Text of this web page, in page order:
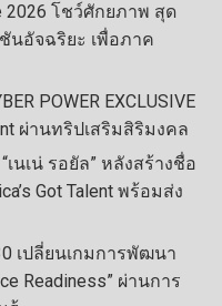
2026 โชว์ศักยภาพ สุด
นอัจฉริยะ เพื่อภาค
POWER EXCLUSIVE
ผ่านทริปเสริมสิริมงคล
นเน่ รอยัล” หลังสร้างชื่อ
Got Talent พร้อมส่ง
เปลี่ยนเกมการพัฒนา
Readiness” ผ่านการ